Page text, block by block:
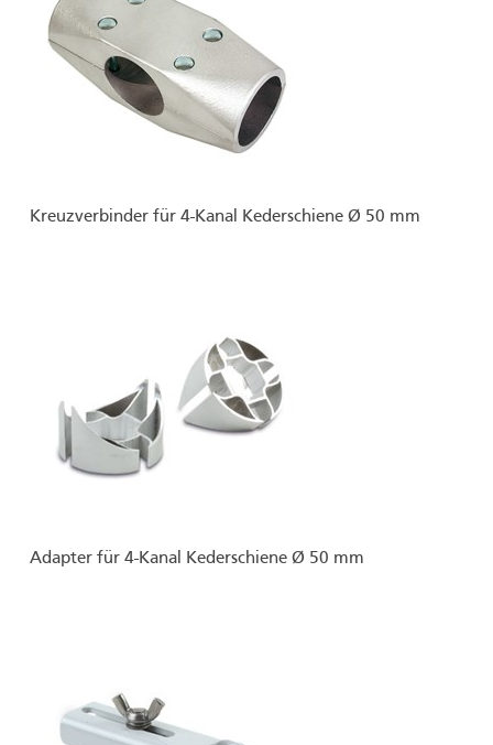
Kreuzverbinder für 4-Kanal Kederschiene Ø 50 mm
Adapter für 4-Kanal Kederschiene Ø 50 mm